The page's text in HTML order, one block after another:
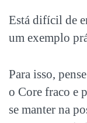
Está difícil de
um exemplo
Para isso,
o Core fraco e
se manter na